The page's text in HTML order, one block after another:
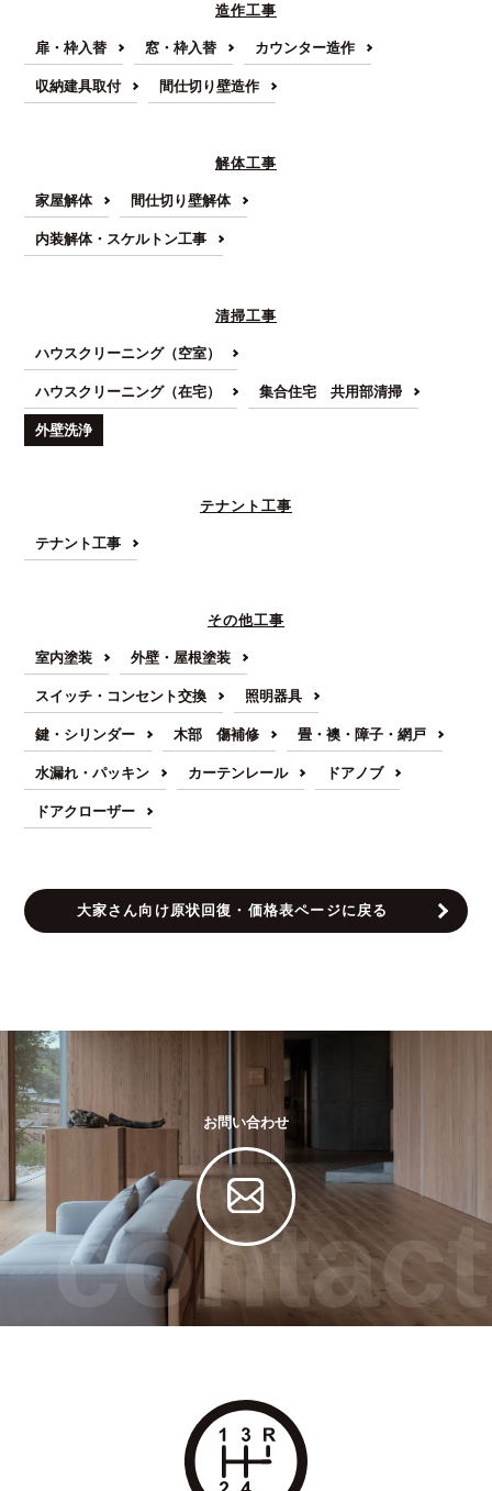
造作工事
扉・枠入替 窓・枠入替 カウンター造作
収納建具取付 間仕切り壁造作
解体工事
家屋解体 間仕切り壁解体
内装解体・スケルトン工事
清掃工事
ハウスクリーニング（空室）
ハウスクリーニング（在宅） 集合住宅 共用部清掃
外壁洗浄
テナント工事
テナント工事
その他工事
室内塗装 外壁・屋根塗装
スイッチ・コンセント交換 照明器具
鍵・シリンダー 木部 傷補修 畳・襖・障子・網戸
水漏れ・パッキン カーテンレール ドアノブ
ドアクローザー
大家さん向け原状回復・価格表ページに戻る
お問い合わせ
contact